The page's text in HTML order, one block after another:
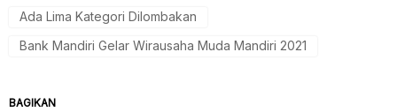
Ada Lima Kategori Dilombakan
Bank Mandiri Gelar Wirausaha Muda Mandiri 2021
BAGIKAN